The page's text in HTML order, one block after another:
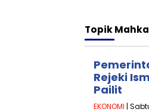
Topik
Rejeki
Pailit
EKONOMI |